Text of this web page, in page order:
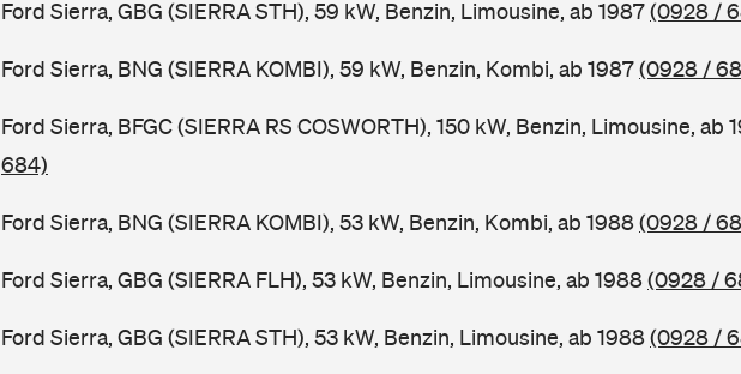
Ford Sierra, GBG (SIERRA STH), 59 kW, Benzin, Limousine, ab 1987(0928 /
Ford Sierra, BNG (SIERRA KOMBI), 59 kW, Benzin, Kombi, ab 1987(0928 /
Ford Sierra, BFGC (SIERRA RS COSWORTH), 150 kW, Benzin, Limousine, ab
684)
Ford Sierra, BNG (SIERRA KOMBI), 53 kW, Benzin, Kombi, ab 1988(0928 /
Ford Sierra, GBG (SIERRA FLH), 53 kW, Benzin, Limousine, ab 1988(0928 /
Ford Sierra, GBG (SIERRA STH), 53 kW, Benzin, Limousine, ab 1988(0928 /